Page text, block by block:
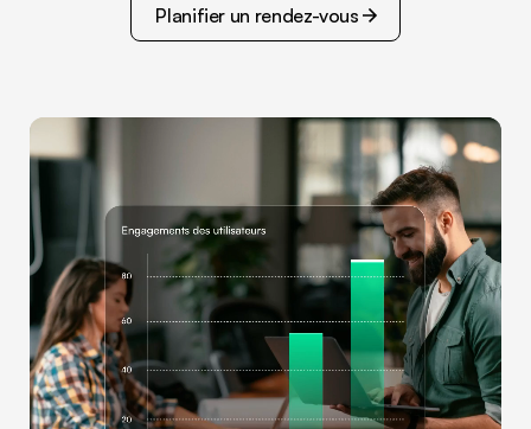
Planifier un rendez-vous
Planifier un rendez-vous